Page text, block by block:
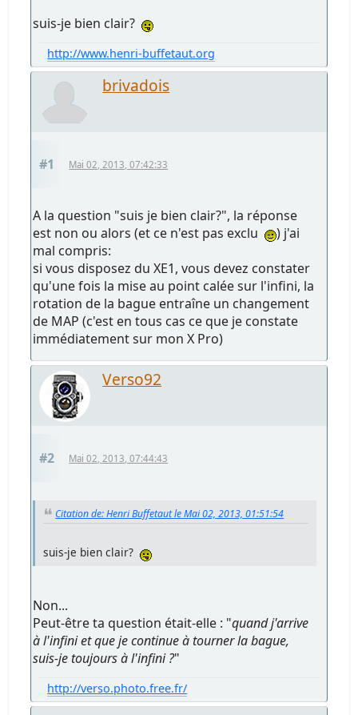
suis-je bien clair?
http://www.henri-buffetaut.org
brivadois
#1 Mai 02, 2013, 07:42:33
A la question "suis je bien clair?", la réponse
est non ou alors (et ce n'est pas exclu
) j'ai
mal compris:
si vous disposez du XE1, vous devez constater
qu'une fois la mise au point calée sur l'infini, la
rotation de la bague entraîne un changement
de MAP (c'est en tous cas ce que je constate
immédiatement sur mon X Pro)
Verso92
#2 Mai 02, 2013, 07:44:43
Citation de: Henri Buffetaut le Mai 02, 2013, 01:51:54
suis-je bien clair?
Non...
Peut-être ta question était-elle : "quand j'arrive
à l'infini et que je continue à tourner la bague,
suis-je toujours à l'infini ?"
http://verso.photo.free.fr/